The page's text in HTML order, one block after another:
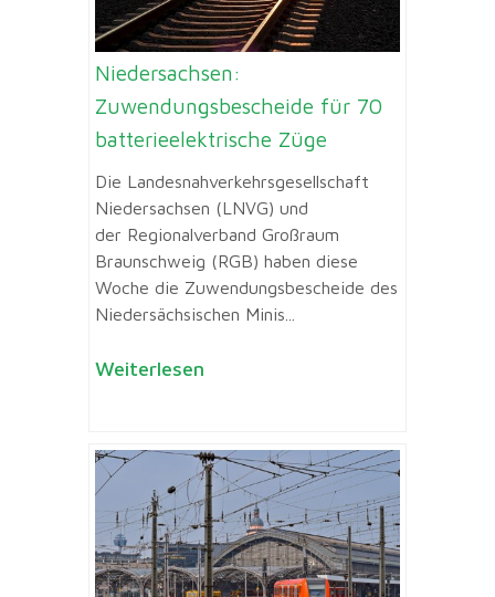
Niedersachsen:
Zuwendungsbescheide für 70
batterieelektrische Züge
Die Landesnahverkehrsgesellschaft
Niedersachsen (LNVG) und
der Regionalverband Großraum
Braunschweig (RGB) haben diese
Woche die Zuwendungsbescheide des
Niedersächsischen Minis...
Weiterlesen